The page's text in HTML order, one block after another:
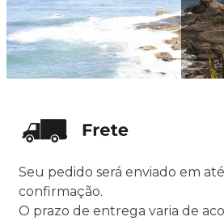
Seu pedido será enviado em
confirmação.
O prazo de entrega varia de